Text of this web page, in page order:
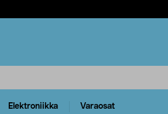
Elektroniikka Varaosat